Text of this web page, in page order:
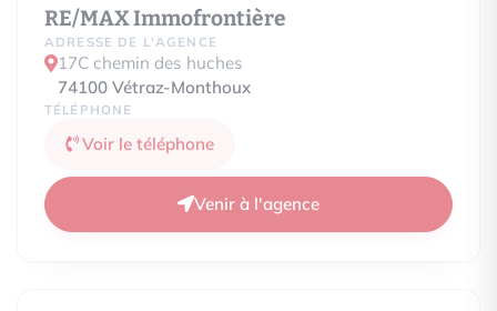
RE/MAX Immofrontière
ADRESSE DE L'AGENCE
17C chemin des huches
74100 Vétraz-Monthoux
TÉLÉPHONE
Voir le téléphone
Venir à l'agence